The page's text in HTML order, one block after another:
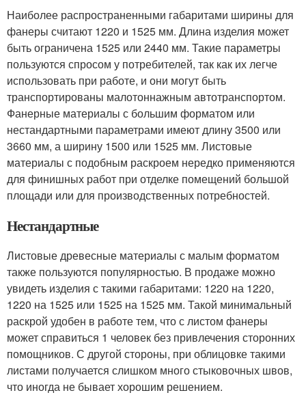
Наиболее распространенными габаритами ширины для
фанеры считают 1220 и 1525 мм. Длина изделия может
быть ограничена 1525 или 2440 мм. Такие параметры
пользуются спросом у потребителей, так как их легче
использовать при работе, и они могут быть
транспортированы малотоннажным автотранспортом.
Фанерные материалы с большим форматом или
нестандартными параметрами имеют длину 3500 или
3660 мм, а ширину 1500 или 1525 мм. Листовые
материалы с подобным раскроем нередко применяются
для финишных работ при отделке помещений большой
площади или для производственных потребностей.
Нестандартные
Листовые древесные материалы с малым форматом
также пользуются популярностью. В продаже можно
увидеть изделия с такими габаритами: 1220 на 1220,
1220 на 1525 или 1525 на 1525 мм. Такой минимальный
раскрой удобен в работе тем, что с листом фанеры
может справиться 1 человек без привлечения сторонних
помощников. С другой стороны, при облицовке такими
листами получается слишком много стыковочных швов,
что иногда не бывает хорошим решением.